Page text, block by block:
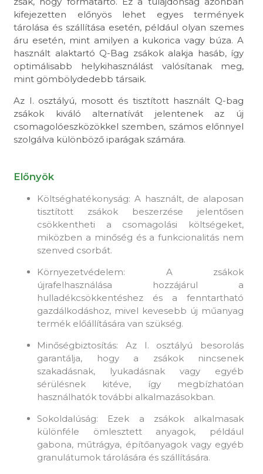
kifejezetten előnyös lehet egyes termények
tárolása és szállítása esetén, például olyan szemes
áru esetén, mint amilyen a kukorica vagy búza. A
használt alaktartó Q-Bag zsákok alakja hasáb, így
optimálisabb helykihasználást valósítanak meg,
mint gömbölydedebb társaik.
Az I. osztályú, mosott és tisztított használt Q-bag
zsákok kiváló alternatívát jelentenek az új
csomagolóeszközökkel szemben, számos előnnyel
szolgálva különböző iparágak számára.
Előnyök
Költséghatékonyság: A használt, de alaposan
tisztított zsákok beszerzése jelentősen
csökkentheti a csomagolási költségeket,
miközben a minőség és a funkcionalitás nem
szenved csorbát.
Környezetvédelem: A zsákok
újrafelhasználása hozzájárul a
hulladékcsökkentéshez és a fenntartható
gazdálkodáshoz, mivel kevesebb új műanyag
termék előállítására van szükség.
Minőségbiztosítás: Az I. osztályú besorolás
garantálja, hogy a zsákok nincsenek
szakadásnak, lyukadásnak vagy egyéb
sérülésnek kitéve, így megbízhatóan
használhatók további alkalmazásokban.
Sokoldalúság: Ezek a zsákok alkalmasak
különféle ömlesztett anyagok, például
gabona, műtrágya, építőanyagok vagy egyéb
granulátumok tárolására és szállítására.